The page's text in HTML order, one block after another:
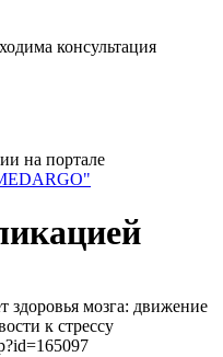
консультация
на портале
здоровья мозга: движение
к стрессу